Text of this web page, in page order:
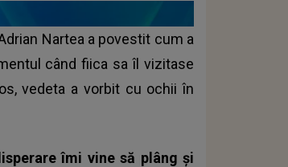
Nartea a povestit cum a
când fiica sa îl vizitase
vedeta a vorbit cu ochii în
îmi vine să plâng și